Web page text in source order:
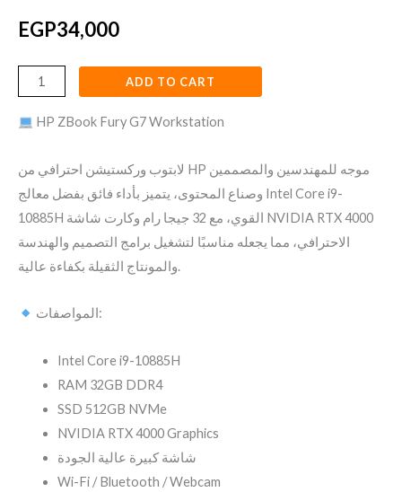
EGP34,000
HP ZBook Fury G7 Workstation
لابتوب وركستيشن احترافي من HP موجه للمهندسين والمصممين
وصناع المحتوى، يتميز بأداء فائق بفضل معالج Intel Core i9-
10885H القوي، مع 32 جيجا رام وكارت شاشة NVIDIA RTX 4000
الاحترافي، مما يجعله مناسبًا لتشغيل برامج التصميم والهندسة
والمونتاج الثقيلة بكفاءة عالية.
المواصفات:
Intel Core i9-10885H
RAM 32GB DDR4
SSD 512GB NVMe
NVIDIA RTX 4000 Graphics
شاشة كبيرة عالية الجودة
Wi-Fi / Bluetooth / Webcam
ADD TO CART